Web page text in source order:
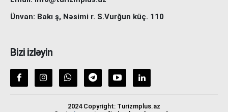
Ünvan: Bakı ş, Nəsimi r. S.Vurğun küç. 110
Bizi izləyin
2024 Copyright: Turizmplus.az